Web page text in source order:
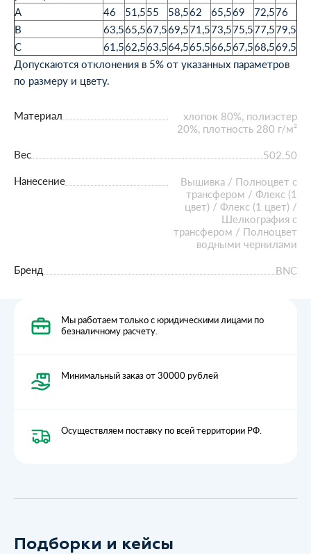
Мы работаем только с юридическими лицами по
безналичному расчету.
Минимальный заказ от 30000 рублей
Осуществляем поставку по всей территории РФ.
A
46 51,555 58,562 65,569 72,576
B
63,565,567,569,571,573,575,577,579,5
C
61,562,563,564,565,566,567,568,569,5
Допускаются отклонения в 5% от указанных параметров
по размеру и цвету.
Материал
хлопок 80%, полиэстер
20%, плотность 280 г/м²
Вес
502.50
Нанесение
Вышивка / Полноцвет с
трансфером / Флекс (1
цвет) / Флекс (1 цвет) /
Шелкография с
трансфером / Полноцвет
водными чернилами
Бренд
BNC
Подборки и кейсы